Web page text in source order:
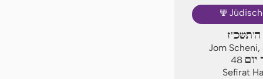
🕎
ה'תשכ"ז
Jom
48
Sefirat